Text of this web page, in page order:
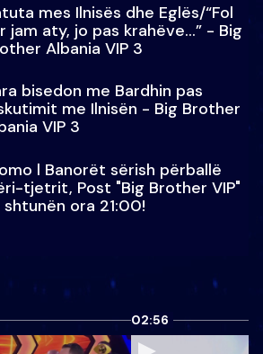
mes Ilnisës dhe Eglës/“Fol
jam aty, jo pas krahëve…” - Big
Albania VIP 3
bisedon me Bardhin pas
me Ilnisën - Big Brother
VIP 3
l Banorët sërish përballë
tjetrit, Post "Big Brother VIP"
ora 21:00!
02:56